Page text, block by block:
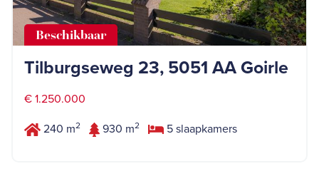
Beschikbaar
Tilburgseweg 23, 5051 AA Goirle
€ 1.250.000
240 m2 930 m2 5 slaapkamers